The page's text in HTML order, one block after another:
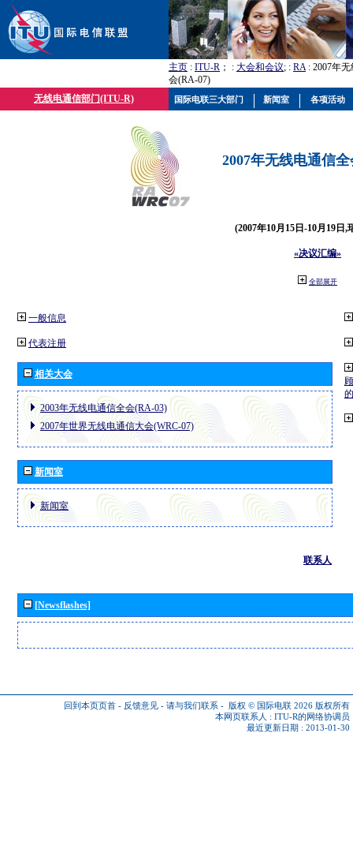
主页 : ITU-R ； : 大会和会议; : RA: 2007年
会(RA-07)
无线电通信部门(ITU-R)
2007年无线电通信
(2007年10月15日-10月19日,
«决议汇编»
全部展开
一般信息
代表注册
相关大会
2003年无线电通信全会(RA-03)
2007年世界无线电通信大会(WRC-07)
新闻室
新闻室
联系人
[Newsflashes]
回到本页页首 - 反馈意见 - 请与我们联系 - 版权 © 国际电联 2026 版权所有
本网页联系人 : ITU-R的网络协调员
最近更新日期 : 2013-01-30
国际电联三大部门 新闻室 各项活动